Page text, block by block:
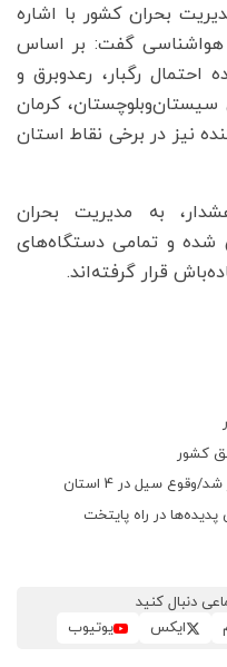
بحران کشور با اشاره
هواشناسی گفت: بر اساس
احتمال رگبار، رعدوبرق و
کرمان
نیز در برخی نقاط استان
به مدیریت بحران
شده و تمامی دستگاه‌های
قرار گرفته‌اند.
کشور
سیل در 4 استان
در راه پایتخت
دنبال کنید
ایکس یوتیوب